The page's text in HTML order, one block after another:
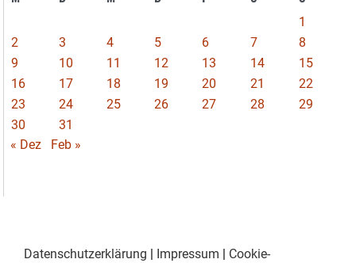
1
2
3 4 5 6 7
8
9
10 11 12 13 14
15
16
17 18 19 20 21
22
23
24 25 26 27 28
29
30
31
« Dez
Feb »
Datenschutzerklärung | Impressum | Cookie-